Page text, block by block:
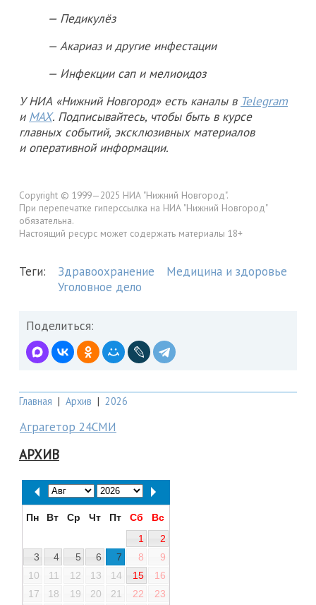
— Педикулёз
— Акариаз и другие инфестации
— Инфекции сап и мелиоидоз
У НИА «Нижний Новгород» есть каналы в Telegram
и MAX. Подписывайтесь, чтобы быть в курсе
главных событий, эксклюзивных материалов
и оперативной информации.
Copyright © 1999—2025 НИА "Нижний Новгород".
При перепечатке гиперссылка на НИА "Нижний Новгород"
обязательна.
Настоящий ресурс может содержать материалы 18+
Теги: Здравоохранение
Медицина и здоровье
Уголовное дело
Поделиться:
Главная | Архив | 2026
Аграгетор 24СМИ
АРХИВ
Пн Вт Ср Чт Пт Сб
Вс
1
2
3
4 5 6 7 8
9
10
11 12 13 14 15
16
17
18 19 20 21 22
23